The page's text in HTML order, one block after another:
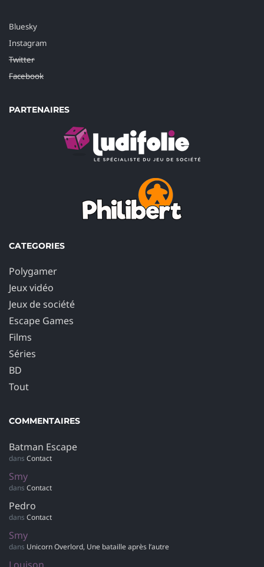
Bluesky
Instagram
Twitter
Facebook
PARTENAIRES
CATEGORIES
Polygamer
Jeux vidéo
Jeux de société
Escape Games
Films
Séries
BD
Tout
COMMENTAIRES
Batman Escape
dans Contact
Smy
dans Contact
Pedro
dans Contact
Smy
dans Unicorn Overlord, Une bataille après l’autre